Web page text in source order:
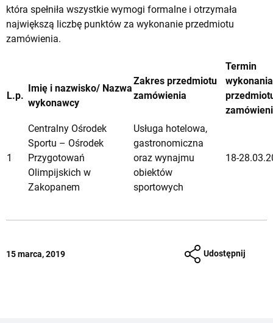
która spełniła wszystkie wymogi formalne i otrzymała
największą liczbę punktów za wykonanie przedmiotu
zamówienia.
L.p.
Imię i nazwisko/ Nazwa
wykonawcy
Zakres przedmiotu
zamówienia
Termin
wykonania
1
Centralny Ośrodek
Sportu – Ośrodek
Przygotowań
Olimpijskich w
Zakopanem
Usługa hotelowa,
gastronomiczna
oraz wynajmu
obiektów
sportowych
18-
15 marca, 2019 Udostępnij